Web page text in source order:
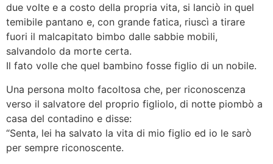
due volte e a costo della propria vita, si lanciò in quel
temibile pantano e, con grande fatica, riuscì a tirare
fuori il malcapitato bimbo dalle sabbie mobili,
salvandolo da morte certa.
Il fato volle che quel bambino fosse figlio di un nobile.
Una persona molto facoltosa che, per riconoscenza
verso il salvatore del proprio figliolo, di notte piombò a
casa del contadino e disse:
“Senta, lei ha salvato la vita di mio figlio ed io le sarò
per sempre riconoscente.